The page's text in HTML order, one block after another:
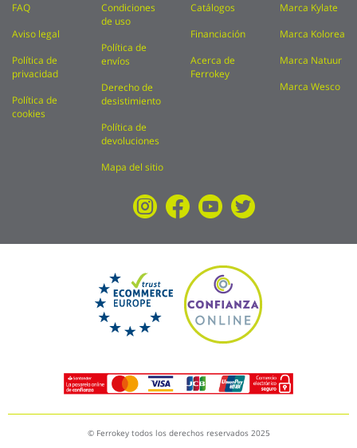
FAQ
Aviso legal
Política de
privacidad
Política de
cookies
Condiciones
de uso
Política de
envíos
Derecho de
desistimiento
Política de
devoluciones
Mapa del sitio
Catálogos
Financiación
Acerca de
Ferrokey
Marca Kylate
Marca Kolorea
Marca Natuur
Marca Wesco
© Ferrokey todos los derechos reservados 2025